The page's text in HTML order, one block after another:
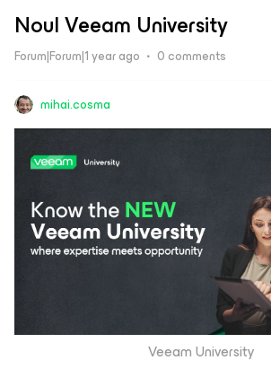
Noul Veeam University
Forum|Forum|1 year ago 0 comments
mihai.cosma
Veeam University